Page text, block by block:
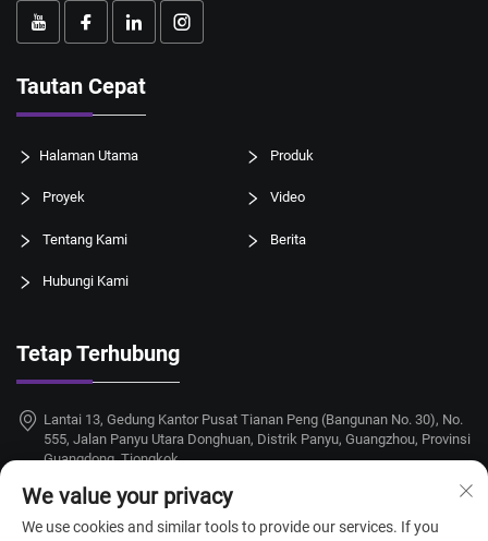
Tautan Cepat
Halaman Utama Produk
Proyek Video
Tentang Kami Berita
Hubungi Kami
Tetap Terhubung
Lantai 13, Gedung Kantor Pusat Tianan Peng (Bangunan No. 30), No.
555, Jalan Panyu Utara Donghuan, Distrik Panyu, Guangzhou, Provinsi
Guangdong, Tiongkok
+86-18924068214
[email protected]
We value your privacy
We use cookies and similar tools to provide our services. If you